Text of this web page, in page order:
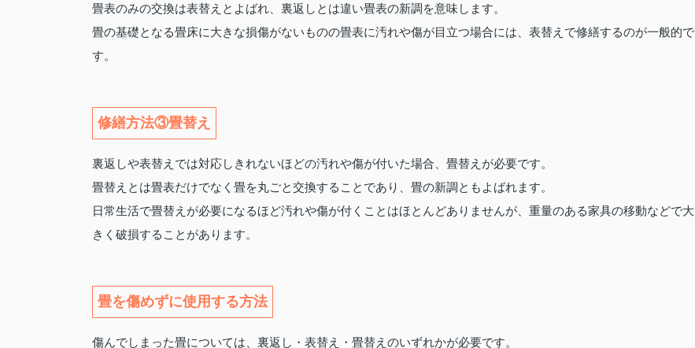
畳表のみの交換は表替えとよばれ、裏返しとは違い畳表の新調を意味します。
畳の基礎となる畳床に大きな損傷がないものの畳表に汚れや傷が目立つ場合には、表替えで修繕するのが一般的で
す。
修繕方法③畳替え
裏返しや表替えでは対応しきれないほどの汚れや傷が付いた場合、畳替えが必要です。
畳替えとは畳表だけでなく畳を丸ごと交換することであり、畳の新調ともよばれます。
日常生活で畳替えが必要になるほど汚れや傷が付くことはほとんどありませんが、重量のある家具の移動などで大
きく破損することがあります。
畳を傷めずに使用する方法
傷んでしまった畳については、裏返し・表替え・畳替えのいずれかが必要です。